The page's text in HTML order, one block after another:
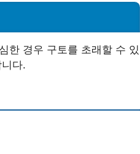
한 경우 구토를 초래할 수 있
다.